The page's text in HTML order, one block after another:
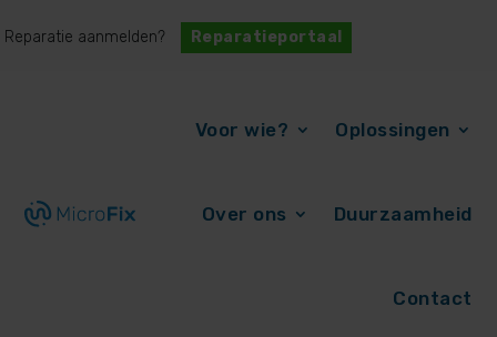
Reparatie aanmelden? Reparatieportaal
Voor wie? Oplossingen
Over ons Duurzaamheid
Contact